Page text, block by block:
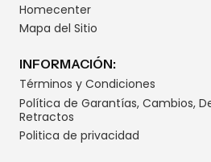
Homecenter
Mapa del Sitio
INFORMACIÓN:
Términos y Condiciones
Política de Garantías, Cambios,
Retractos
Politica de privacidad